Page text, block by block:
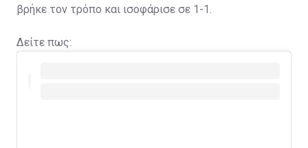
βρήκε τον τρόπο και ισοφάρισε σε 1-1.
Δείτε πως: